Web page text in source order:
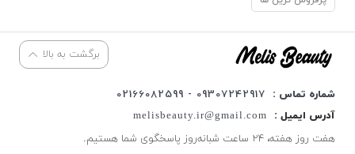
برگشت به بالا
شماره تماس :
09307242917 - 02166082599
آدرس ایمیل :
melisbeauty.ir@gmail.com
هفت روز هفته، ۲۴ ساعت شبانه‌روز پاسخگوی شما هستیم.